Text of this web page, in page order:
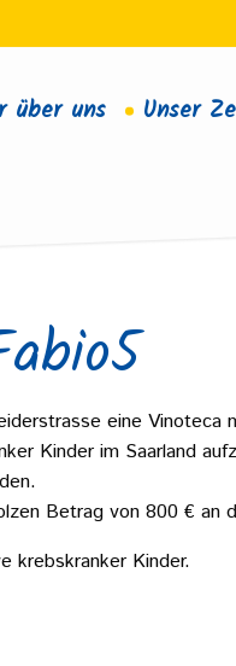
über uns Unser
eine
Kinder im Saarland
Betrag von 800 € an
krebskranker Kinder.